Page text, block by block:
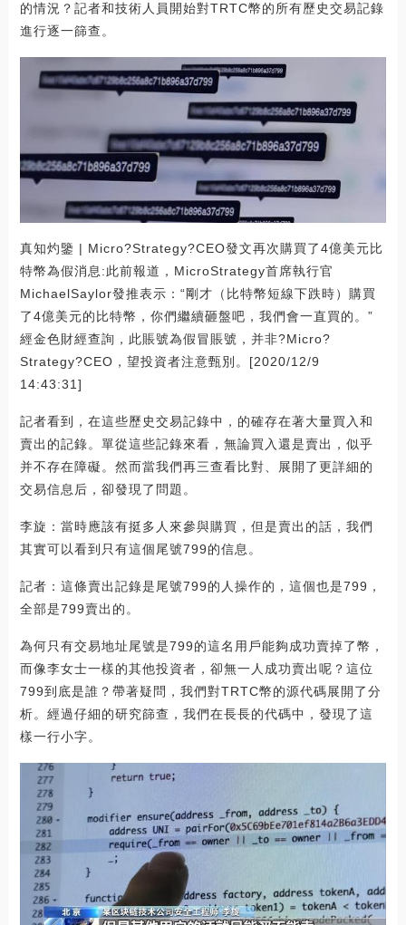
的情況？記者和技術人員開始對TRTC幣的所有歷史交易記錄
進行逐一篩查。
真知灼鑒 | Micro?Strategy?CEO發文再次購買了4億美元比
特幣為假消息:此前報道，MicroStrategy首席執行官
MichaelSaylor發推表示：“剛才（比特幣短線下跌時）購買
了4億美元的比特幣，你們繼續砸盤吧，我們會一直買的。”
經金色財經查詢，此賬號為假冒賬號，并非?Micro?
Strategy?CEO，望投資者注意甄別。[2020/12/9
14:43:31]
記者看到，在這些歷史交易記錄中，的確存在著大量買入和
賣出的記錄。單從這些記錄來看，無論買入還是賣出，似乎
并不存在障礙。然而當我們再三查看比對、展開了更詳細的
交易信息后，卻發現了問題。
李旋：當時應該有挺多人來參與購買，但是賣出的話，我們
其實可以看到只有這個尾號799的信息。
記者：這條賣出記錄是尾號799的人操作的，這個也是799，
全部是799賣出的。
為何只有交易地址尾號是799的這名用戶能夠成功賣掉了幣，
而像李女士一樣的其他投資者，卻無一人成功賣出呢？這位
799到底是誰？帶著疑問，我們對TRTC幣的源代碼展開了分
析。經過仔細的研究篩查，我們在長長的代碼中，發現了這
樣一行小字。